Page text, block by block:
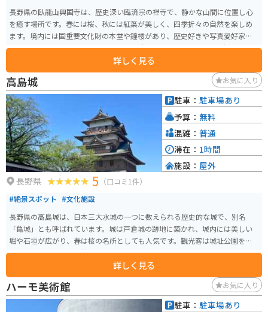
長野県の臥龍山興国寺は、歴史深い臨済宗の禅寺で、静かな山間に位置し心
を癒す場所です。春には桜、秋には紅葉が美しく、四季折々の自然を楽しめ
ます。境内には国重要文化財の本堂や鐘楼があり、歴史好きや写真愛好家に
人気です。 バイクで訪れる場合は、興国寺周辺の山道がツーリングに適して
おり、爽快な走行が楽しめます。駐車場も完備されているため安心です。近隣
には温泉地もあり、ツーリング後の疲れを癒すのに最適。歴史と自然、快適
なアクセスを兼ね備えた穴場スポットとしておすすめします。
詳しく見る
高島城 お気に入り
長野県 5 （口コミ1件）
#絶景スポット #文化施設
長野県の高島城は、日本三大水城の一つに数えられる歴史的な城で、別名
「亀城」とも呼ばれています。城は戸倉城の跡地に築かれ、城内には美しい
堀や石垣が広がり、春は桜の名所としても人気です。観光客は城址公園を散
策しながら、歴史博物館で城の歴史を学べます。 バイクで訪れる場合、周辺
には駐車スペースが整っているため安心です。また、周辺は信州の自然豊か
な環境で、ツーリングにも最適。季節ごとの自然美と歴史を楽しめるスポッ
トとしておすすめです。高島城周辺の温泉も観光の疲れを癒すのに便利です。
詳しく見る
駐車： 駐車場あり
予算： 無料
混雑： 普通
滞在： 1時間
施設： 屋外
ハーモ美術館 お気に入り
駐車： 駐車場あり